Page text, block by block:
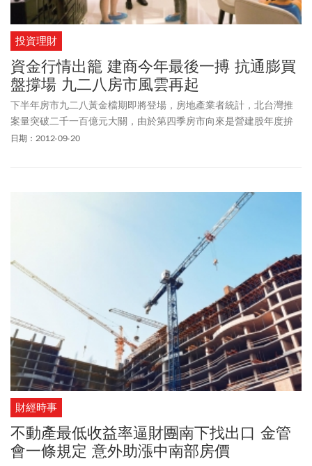
投資理財
資金行情出籠 建商今年最後一搏 抗通膨買
盤撐場 九二八房市風雲再起
下半年房市九二八黃金檔期即將登場，房地產業者統計，北台灣推
案量突破二千一百億元大關，由於第四季房市向來是營建股年度拚
業績的最後時機，看好ＱＥ３所帶動的抗通膨買盤，建商可說是火
日期：2012-09-20
財經時事
不動產最低收益率逼財團南下找出口 金管
會一條規定 意外助漲中南部房價